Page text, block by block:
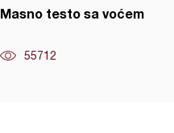
Masno testo sa voćem
55712